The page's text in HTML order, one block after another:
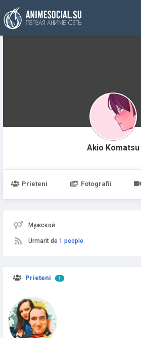
Funding
Akio Komatsu
Prieteni Fotografii
Мужской
Urmarit de 1 people
Prieteni 1